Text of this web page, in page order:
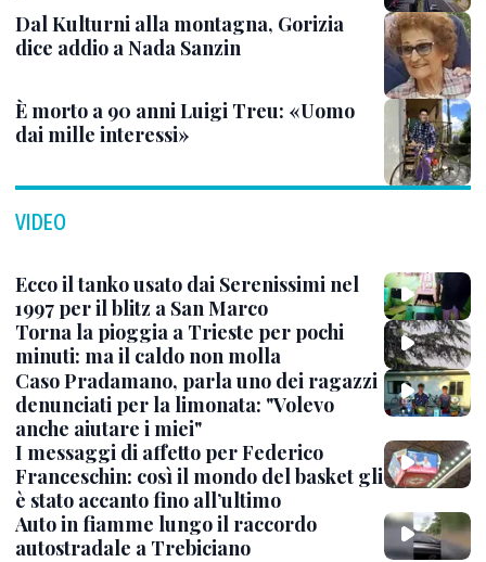
Dal Kulturni alla montagna, Gorizia
dice addio a Nada Sanzin
È morto a 90 anni Luigi Treu: «Uomo
dai mille interessi»
VIDEO
Ecco il tanko usato dai Serenissimi nel
1997 per il blitz a San Marco
Torna la pioggia a Trieste per pochi
minuti: ma il caldo non molla
Caso Pradamano, parla uno dei ragazzi
denunciati per la limonata: "Volevo
anche aiutare i miei"
I messaggi di affetto per Federico
Franceschin: così il mondo del basket gli
è stato accanto fino all’ultimo
Auto in fiamme lungo il raccordo
autostradale a Trebiciano